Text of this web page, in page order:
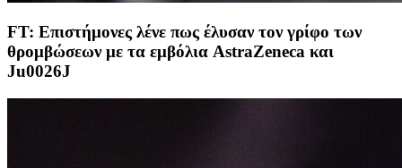
FT: Eπιστήμονες λένε πως έλυσαν τον γρίφο των
θρομβώσεων με τα εμβόλια AstraZeneca και
Ju0026J